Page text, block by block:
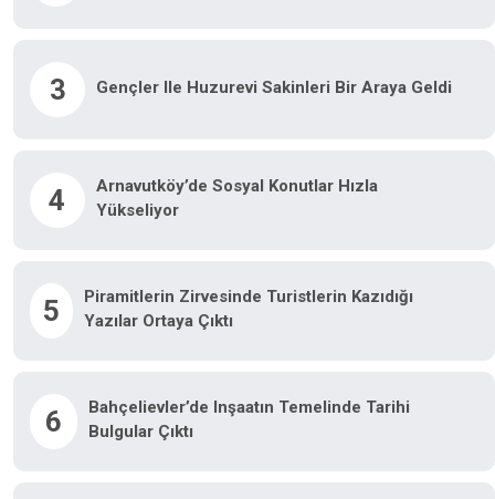
3 Gençler Ile Huzurevi Sakinleri Bir Araya Geldi
4
Arnavutköy’de Sosyal Konutlar Hızla
Yükseliyor
5
Piramitlerin Zirvesinde Turistlerin Kazıdığı
Yazılar Ortaya Çıktı
6
Bahçelievler’de Inşaatın Temelinde Tarihi
Bulgular Çıktı